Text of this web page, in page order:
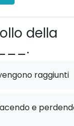
della
raggiunti
e